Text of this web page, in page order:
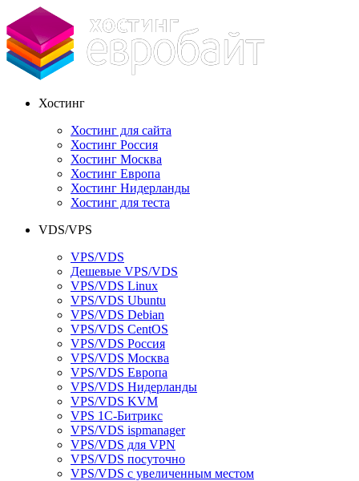
Хостинг
Хостинг для сайта
Хостинг Россия
Хостинг Москва
Хостинг Европа
Хостинг Нидерланды
Хостинг для теста
VDS/VPS
VPS/VDS
Дешевые VPS/VDS
VPS/VDS Linux
VPS/VDS Ubuntu
VPS/VDS Debian
VPS/VDS CentOS
VPS/VDS Россия
VPS/VDS Москва
VPS/VDS Европа
VPS/VDS Нидерланды
VPS/VDS KVM
VPS 1С-Битрикс
VPS/VDS ispmanager
VPS/VDS для VPN
VPS/VDS посуточно
VPS/VDS с увеличенным местом